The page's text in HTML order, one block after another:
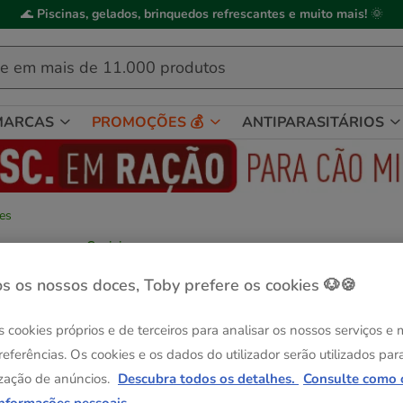
🌊 Piscinas, gelados, brinquedos refrescantes e muito mais! 🌞
PROMOÇÕES 💰 ANTIPARASITÁRIOS
Cunipic
Cenoura para roedores
Formato: 50 g
50 g
os nossos doces, Toby prefere os cookies 🐶🍪
cookies próprios e de terceiros para analisar os nossos serviços e
Os cookies e os dados do utilizador serão utilizados
de anúncios. Descubra todos os detalhes. Consulte como